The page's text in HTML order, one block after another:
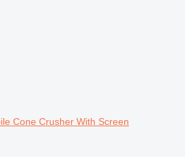
Cone Crusher With Screen